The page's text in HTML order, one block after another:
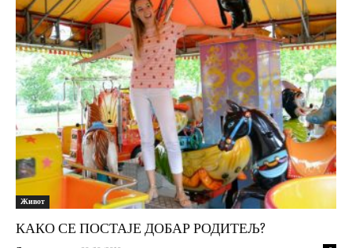
Живот
КАКО СЕ ПОСТАЈЕ ДОБАР РОДИТЕЉ?